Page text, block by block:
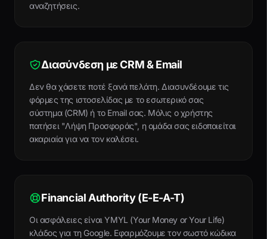
αναζητήσεις.
Διασύνδεση με CRM & Email
Δεν θα χάσετε ποτέ ξανά πελάτη. Διασυνδέουμε τις
φόρμες της ιστοσελίδας με το εσωτερικό σας
σύστημα (CRM) ή το Email σας. Μόλις ο χρήστης
πατήσει "Λήψη Προσφοράς", η ομάδα σας ειδοποιείται
ακαριαία για να τον καλέσει.
Financial Authority (E-E-A-T)
Οι ασφάλειες είναι YMYL (Your Money or Your Life)
κλάδος για τη Google. Εφαρμόζουμε τον σωστό κώδικα